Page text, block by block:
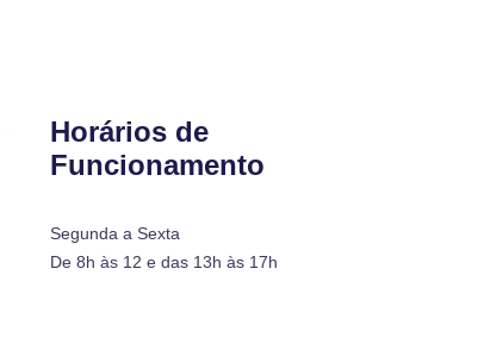
Horários de
Funcionamento
Segunda a Sexta
De 8h às 12 e das 13h às 17h